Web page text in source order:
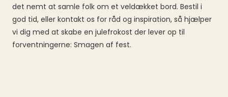
det nemt at samle folk om et veldækket bord. Bestil i
god tid, eller kontakt os for råd og inspiration, så hjælper
vi dig med at skabe en julefrokost der lever op til
forventningerne: Smagen af fest.